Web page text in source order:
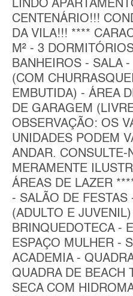
LINDO
CENTENÁRIO!!!
DA VILA!!! ****
M² - 3
BANHEIROS - SALA
(COM
EMBUTIDA) - ÁREA
DE GARAGEM
OBSERVAÇÃO: OS
UNIDADES PODEM
ANDAR.
MERAMENTE
ÁREAS DE LAZER
- SALÃO DE
(ADULTO E
BRINQUEDOTECA -
ESPAÇO MULHER -
ACADEMIA -
QUADRA DE BEACH
SECA COM